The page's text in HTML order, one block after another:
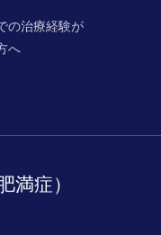
の治療経験が
へ
満症）